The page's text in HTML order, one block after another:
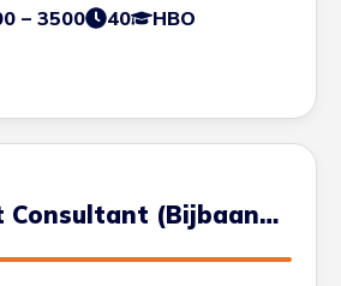
– 3500 40
HBO
Consultant (Bijbaan
HBO'er)